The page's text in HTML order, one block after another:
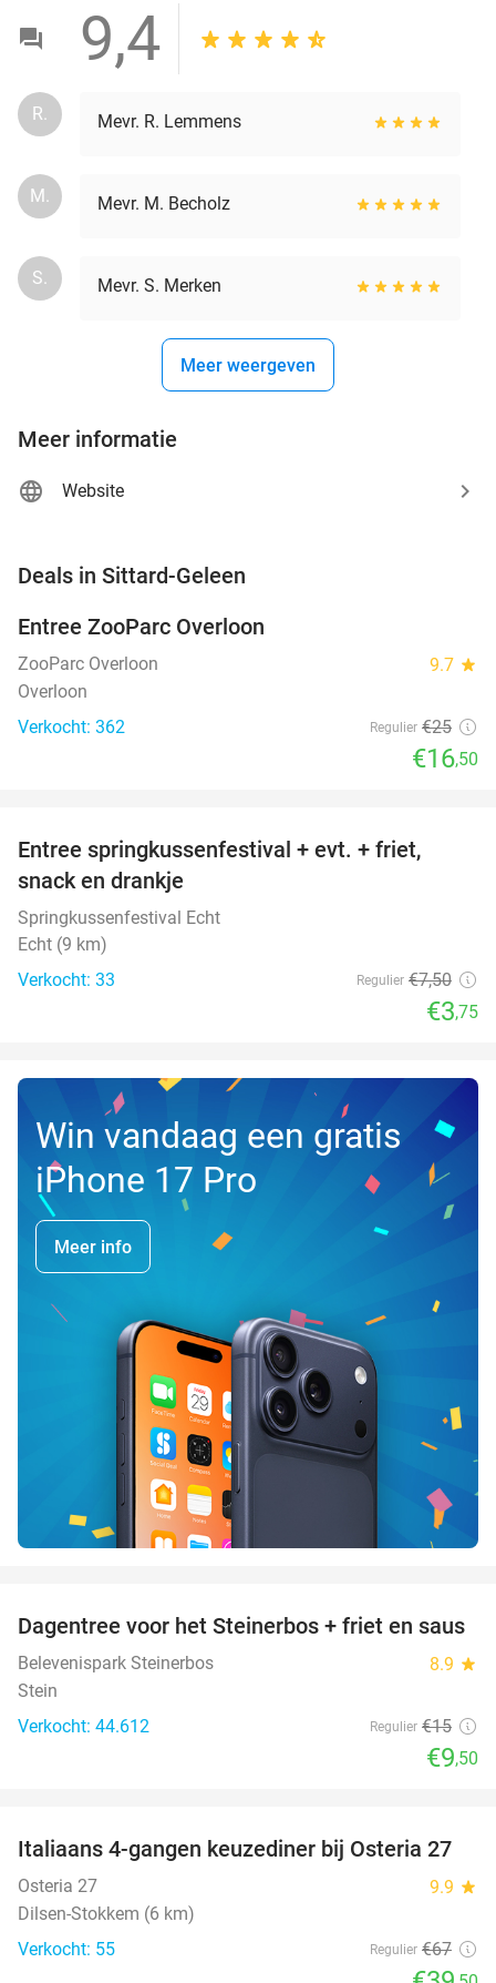
9,4
R. Mevr. R. Lemmens
M. Mevr. M. Becholz
S. Mevr. S. Merken
Meer weergeven
Meer informatie
Website
Deals in Sittard-Geleen
TODAY
Entree ZooParc Overloon
ZooParc Overloon 9.7 star
Overloon
Verkocht: 362
Regulier €25
€16,50
TODAY
Entree springkussenfestival + evt. + friet,
snack en drankje
Springkussenfestival Echt
Echt (9 km)
Verkocht: 33
Regulier €7,50
€3,75
Win vandaag een gratis
iPhone 17 Pro
Meer info
37%
Dagentree voor het Steinerbos + friet en saus
Belevenispark Steinerbos 8.9 star
Stein
Verkocht: 44.612
Regulier €15
€9,50
41%
Italiaans 4-gangen keuzediner bij Osteria 27
Osteria 27 9.9 star
Dilsen-Stokkem (6 km)
Verkocht: 55
Regulier €67